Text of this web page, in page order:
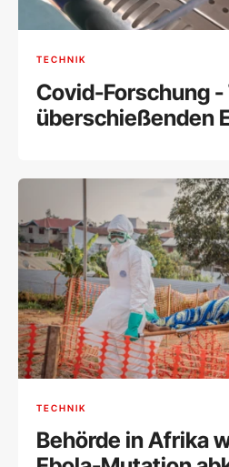
TECHNIK
Covid-Forschung
überschießenden
TECHNIK
Behörde in Afrika